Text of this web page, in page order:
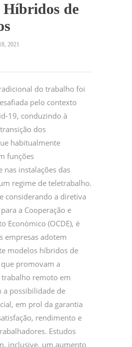
Híbridos de
2021
do trabalho foi
pelo contexto
19, conduzindo à
dos
habitualmente
funções
nas instalações das
regime de teletrabalho.
considerando a diretiva
a Cooperação e
Económico (OCDE), é
empresas adotem
modelos híbridos de
promovam a
remoto em
a possibilidade de
em prol da garantia
rendimento e
Estudos
inclusive, um aumento